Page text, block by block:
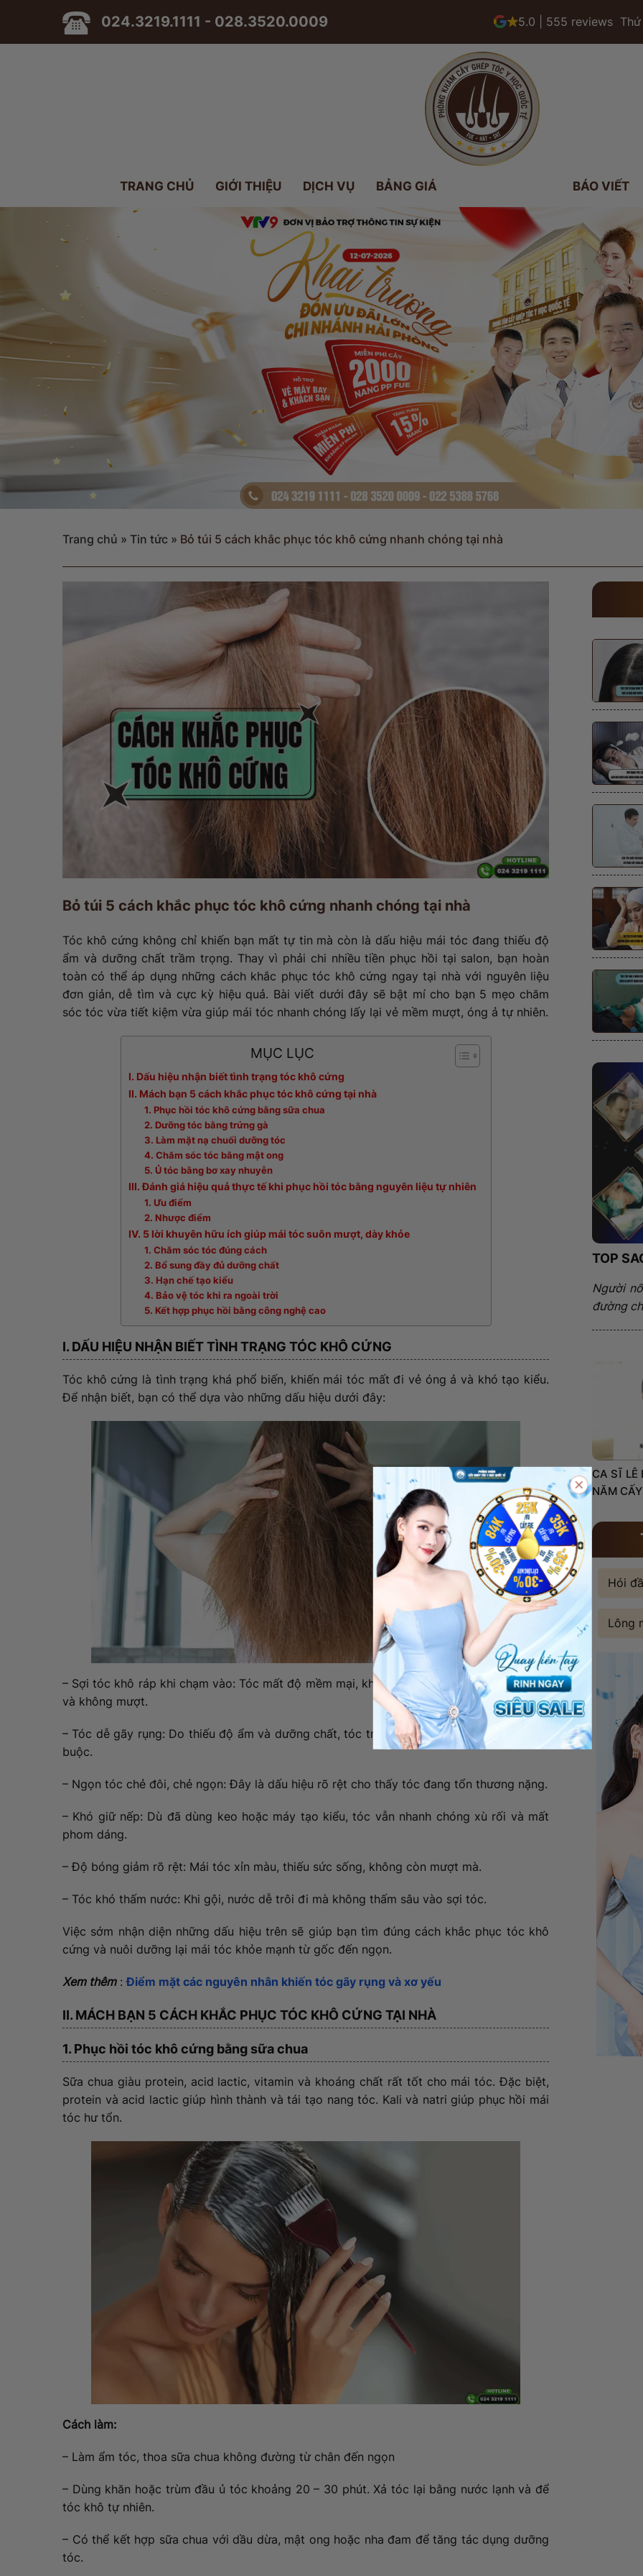
024.3219.1111 - 028.3520.0009 5.0 | 555 reviews
TRANG CHỦ GIỚI THIỆU DỊCH VỤ BẢNG GIÁ BÁO VIẾT
Trang chủ » Tin tức » Bỏ túi 5 cách khắc phục tóc khô cứng nhanh chóng tại nhà
Bỏ túi 5 cách khắc phục tóc khô cứng nhanh chóng tại nhà
Tóc khô cứng không chỉ khiến bạn mất tự tin mà còn là dấu hiệu mái tóc đang thiếu độ
ẩm và dưỡng chất trầm trọng. Thay vì phải chi nhiều tiền phục hồi tại salon, bạn hoàn
toàn có thể áp dụng những cách khắc phục tóc khô cứng ngay tại nhà với nguyên liệu
đơn giản, dễ tìm và cực kỳ hiệu quả. Bài viết dưới đây sẽ bật mí cho bạn 5 mẹo chăm
sóc tóc vừa tiết kiệm vừa giúp mái tóc nhanh chóng lấy lại vẻ mềm mượt, óng ả tự nhiên.
MỤC LỤC
I. Dấu hiệu nhận biết tình trạng tóc khô cứng
II. Mách bạn 5 cách khắc phục tóc khô cứng tại nhà
1. Phục hồi tóc khô cứng bằng sữa chua
2. Dưỡng tóc bằng trứng gà
3. Làm mặt nạ chuối dưỡng tóc
4. Chăm sóc tóc bằng mật ong
5. Ủ tóc bằng bơ xay nhuyễn
III. Đánh giá hiệu quả thực tế khi phục hồi tóc bằng nguyên liệu tự nhiên
1. Ưu điểm
2. Nhược điểm
IV. 5 lời khuyên hữu ích giúp mái tóc suôn mượt, dày khỏe
1. Chăm sóc tóc đúng cách
2. Bổ sung đầy đủ dưỡng chất
3. Hạn chế tạo kiểu
4. Bảo vệ tóc khi ra ngoài trời
5. Kết hợp phục hồi bằng công nghệ cao
I. DẤU HIỆU NHẬN BIẾT TÌNH TRẠNG TÓC KHÔ CỨNG
Tóc khô cứng là tình trạng khá phổ biến, khiến mái tóc mất đi vẻ óng ả và khó tạo kiểu.
Để nhận biết, bạn có thể dựa vào những dấu hiệu dưới đây:
– Sợi tóc khô ráp khi chạm vào: Tóc mất độ mềm mại, khi vuốt tay cảm giác xơ cứng, rối
và không mượt.
– Tóc dễ gãy rụng: Do thiếu độ ẩm và dưỡng chất, tóc trở nên yếu, dễ gãy khi chải hoặc
buộc.
– Ngọn tóc chẻ đôi, chẻ ngọn: Đây là dấu hiệu rõ rệt cho thấy tóc đang tổn thương nặng.
– Khó giữ nếp: Dù đã dùng keo hoặc máy tạo kiểu, tóc vẫn nhanh chóng xù rối và mất
phom dáng.
– Độ bóng giảm rõ rệt: Mái tóc xỉn màu, thiếu sức sống, không còn mượt mà.
– Tóc khó thấm nước: Khi gội, nước dễ trôi đi mà không thấm sâu vào sợi tóc.
Việc sớm nhận diện những dấu hiệu trên sẽ giúp bạn tìm đúng cách khắc phục tóc khô
cứng và nuôi dưỡng lại mái tóc khỏe mạnh từ gốc đến ngọn.
Xem thêm:Điểm mặt các nguyên nhân khiến tóc gãy rụng và xơ yếu
II. MÁCH BẠN 5 CÁCH KHẮC PHỤC TÓC KHÔ CỨNG TẠI NHÀ
1. Phục hồi tóc khô cứng bằng sữa chua
Sữa chua giàu protein, acid lactic, vitamin và khoáng chất rất tốt cho mái tóc. Đặc biệt,
protein và acid lactic giúp hình thành và tái tạo nang tóc. Kali và natri giúp phục hồi mái
tóc hư tổn.
Cách làm:
– Làm ẩm tóc, thoa sữa chua không đường từ chân đến ngọn
– Dùng khăn hoặc trùm đầu ủ tóc khoảng 20 – 30 phút. Xả tóc lại bằng nước lạnh và để
tóc khô tự nhiên.
– Có thể kết hợp sữa chua với dầu dừa, mật ong hoặc nha đam để tăng tác dụng dưỡng
tóc.
TOP
Người
đường
CA SĨ LÊ
NĂM
Hói
Lông